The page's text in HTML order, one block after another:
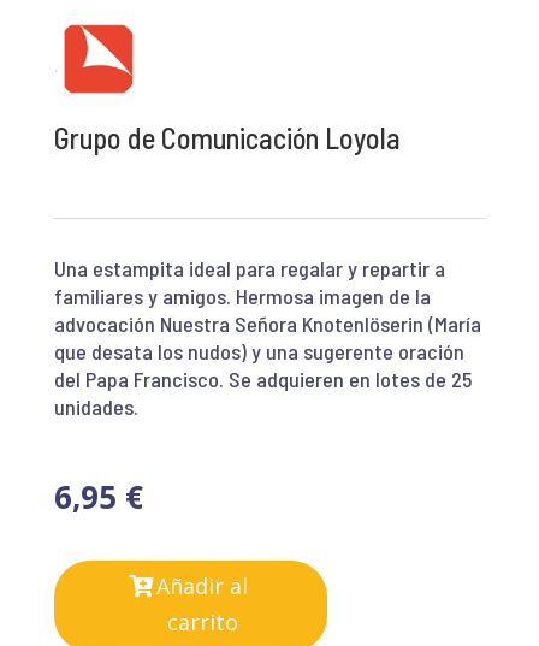
Grupo de Comunicación Loyola
Una estampita ideal para regalar y repartir a
familiares y amigos. Hermosa imagen de la
advocación Nuestra Señora Knotenlöserin (María
que desata los nudos) y una sugerente oración
del Papa Francisco. Se adquieren en lotes de 25
unidades.
6,95 €
Añadir al
carrito